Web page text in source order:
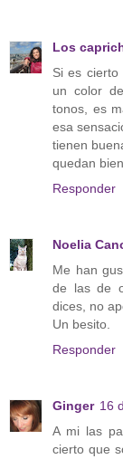
Los
Si es
un color
tonos, es
esa
tienen
quedan
Responder
Noelia
Me han
de las de
dices, no
Un besito.
Responder
Ginger 16
A mi las
cierto que